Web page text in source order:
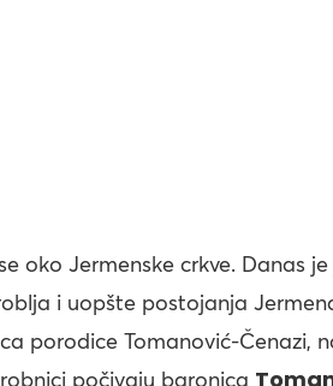
oko Jermenske crkve. Danas
i uopšte postojanja
porodice Tomanović-Čenazi,
počivaju baronica